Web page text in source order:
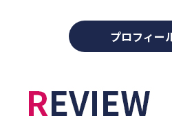
プロフィー